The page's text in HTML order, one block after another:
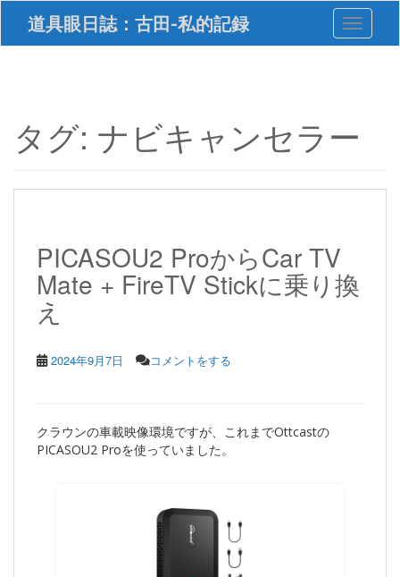
i
道具眼日誌：古田-私的記録 Toggle
タグ: ナビキャンセラー
PICASOU2 ProからCar TV
Mate + FireTV Stickに乗り換
え
2024年9月7日 コメントをする
クラウンの車載映像環境ですが、これまでOttcastの
PICASOU2 Proを使っていました。